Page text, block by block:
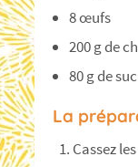
8 œufs
200 g de
80 g de
La
Cassez